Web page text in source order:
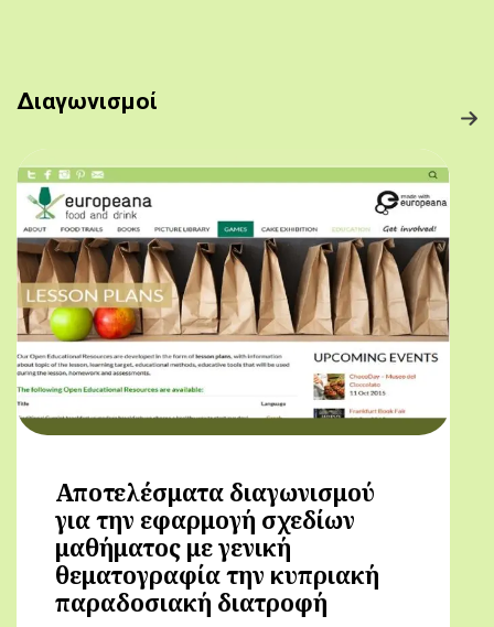
Διαγωνισμοί
Αποτελέσματα διαγωνισμού
για την εφαρμογή σχεδίων
μαθήματος με γενική
θεματογραφία την κυπριακή
παραδοσιακή διατροφή